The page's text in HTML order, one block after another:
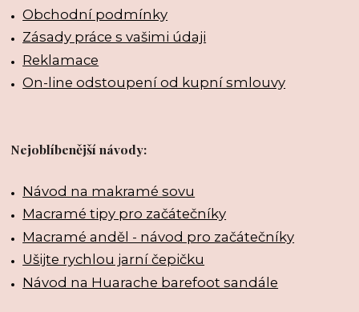
Obchodní podmínky
Zásady práce s vašimi údaji
Reklamace
On-line odstoupení od kupní smlouvy
Nejoblíbenější návody:
Návod na makramé sovu
Macramé tipy pro začátečníky
Macramé anděl - návod pro začátečníky
Ušijte rychlou jarní čepičku
Návod na Huarache barefoot sandále